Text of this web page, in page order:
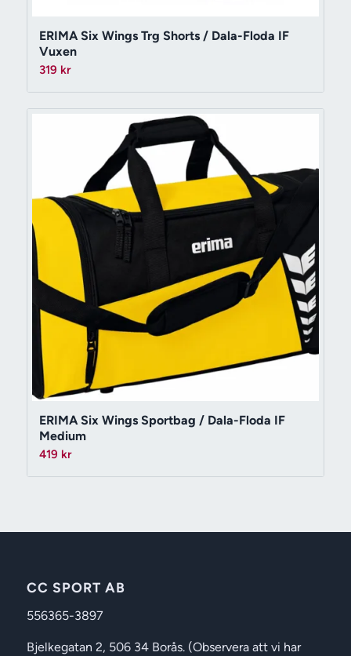
ERIMA Six Wings Trg Shorts / Dala-Floda IF
Vuxen
319 kr
ERIMA Six Wings Sportbag / Dala-Floda IF
Medium
419 kr
CC SPORT AB
556365-3897
Bjelkegatan 2, 506 34 Borås. (Observera att vi har